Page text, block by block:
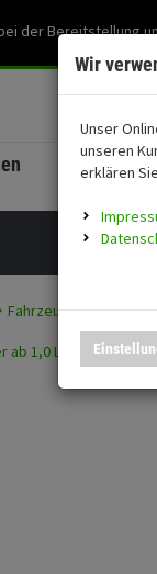
der Bereitstellung
coming soon
Fahrzeugteile
Wir
Unser
unseren
erklären